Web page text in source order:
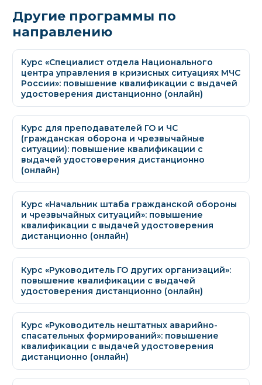
Другие программы по
направлению
Курс «Специалист отдела Национального
центра управления в кризисных ситуациях МЧС
России»: повышение квалификации с выдачей
удостоверения дистанционно (онлайн)
Курс для преподавателей ГО и ЧС
(гражданская оборона и чрезвычайные
ситуации): повышение квалификации с
выдачей удостоверения дистанционно
(онлайн)
Курс «Начальник штаба гражданской обороны
и чрезвычайных ситуаций»: повышение
квалификации с выдачей удостоверения
дистанционно (онлайн)
Курс «Руководитель ГО других организаций»:
повышение квалификации с выдачей
удостоверения дистанционно (онлайн)
Курс «Руководитель нештатных аварийно-
спасательных формирований»: повышение
квалификации с выдачей удостоверения
дистанционно (онлайн)